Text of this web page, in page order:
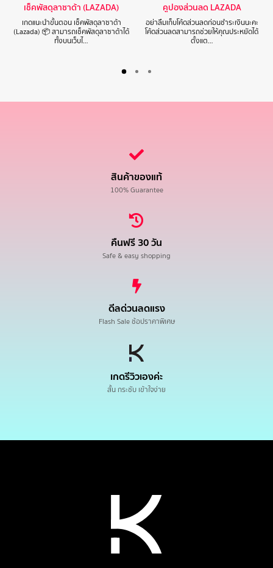
เช็คพัสดุลาซาด้า (LAZADA)
เกดแนะนำขั้นตอน เช็คพัสดุลาซาด้า
(Lazada) 📦 สามารถเช็คพัสดุลาซาด้าได้
ทั้งบนเว็บไ…
คูปองส่วนลด LAZADA
อย่าลืมเก็บโค้ดส่วนลดก่อนชำระเงินนะคะ
โค้ดส่วนลดสามารถช่วยให้คุณประหยัดได้
ตั้งแต…
สินค้าของแท้
100% Guarantee
คืนฟรี 30 วัน
Safe & easy shopping
ดีลด่วนลดแรง
Flash Sale ช้อปราคาพิเศษ
เกดรีวิวเองค่ะ
สั้น กระชับ เข้าใจง่าย